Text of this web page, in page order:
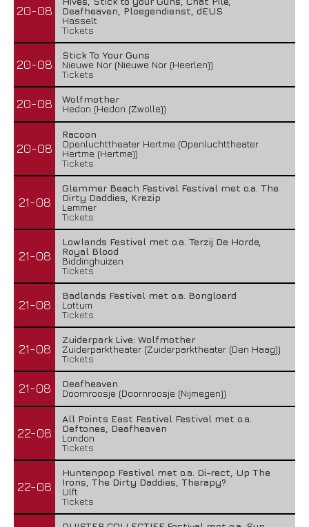
20-08
Deafheaven, Ploegendienst, dEUS
Hasselt
Tickets
20-08
Stick To Your Guns
Nieuwe Nor (Nieuwe Nor (Heerlen))
Tickets
20-08
Wolfmother
Hedon (Hedon (Zwolle))
20-08
Racoon
Openluchttheater Hertme (Openluchttheater
Hertme (Hertme))
Tickets
21-08
Glemmer Beach Festival Festival met o.a. The
Dirty Daddies, Krezip
Lemmer
Tickets
21-08
Lowlands Festival met o.a. Terzij De Horde,
Royal Blood
Biddinghuizen
Tickets
21-08
Badlands Festival met o.a. Bongloard
Lottum
Tickets
21-08
Zuiderpark Live: Wolfmother
Zuiderparktheater (Zuiderparktheater (Den Haag))
Tickets
21-08
Deafheaven
Doornroosje (Doornroosje (Nijmegen))
22-08
All Points East Festival Festival met o.a.
Deftones, Deafheaven
London
Tickets
22-08
Huntenpop Festival met o.a. Di-rect, Up The
Irons, The Dirty Daddies, Therapy?
Ulft
Tickets